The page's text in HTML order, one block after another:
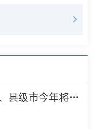
地级及以上城市、县级市今年将全面开展城市体检